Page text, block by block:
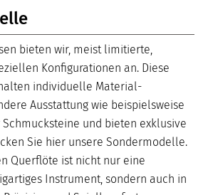
bieten wir, meist limitierte,
Konfigurationen an. Diese
individuelle Material-
Ausstattung wie beispielsweise
und bieten exklusive
Sie hier unsere Sondermodelle.
Querflöte ist nicht nur eine
Instrument, sondern auch in